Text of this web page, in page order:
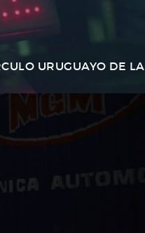
URUGUAYO DE LA